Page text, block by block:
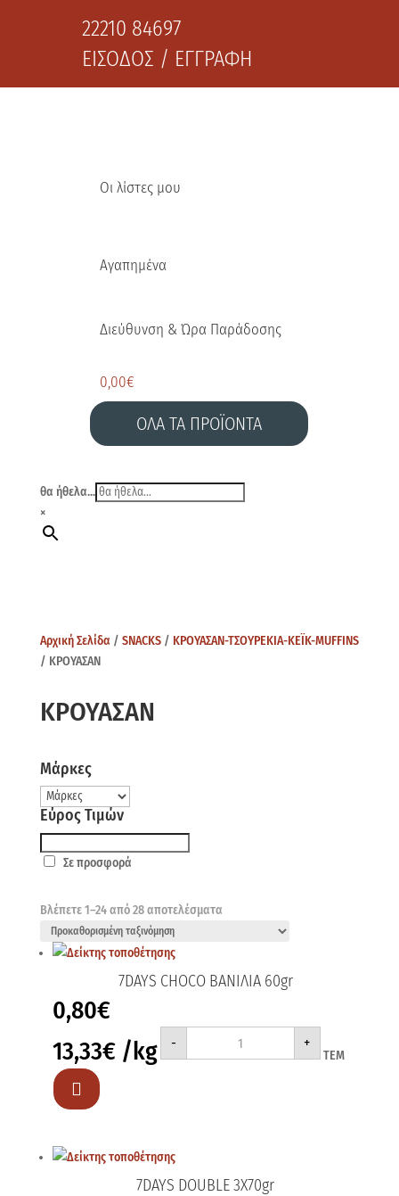
22210 84697
ΕΙΣΟΔΟΣ / ΕΓΓΡΑΦΗ
Οι λίστες μου
Αγαπημένα
Διεύθυνση & Ώρα Παράδοσης
0,00€
ΟΛΑ ΤΑ ΠΡΟΪΟΝΤΑ
θα ήθελα...
×
Αρχική Σελίδα / SNACKS/ ΚΡΟΥΑΣΑΝ-ΤΣΟΥΡΕΚΙΑ-ΚΕΪΚ-MUFFINS
/ ΚΡΟΥΑΣΑΝ
ΚΡΟΥΑΣΑΝ
Μάρκες
Εύρος Τιμών
Σε προσφορά
Βλέπετε 1–24 από 28 αποτελέσματα
7DAYS CHOCO ΒΑΝΙΛΙΑ 60gr
0,80€
13,33€ /kg -
7DAYS
ΒΑΝΙΛΙΑ
+
ΤΕΜ

7DAYS DOUBLE 3Χ70gr